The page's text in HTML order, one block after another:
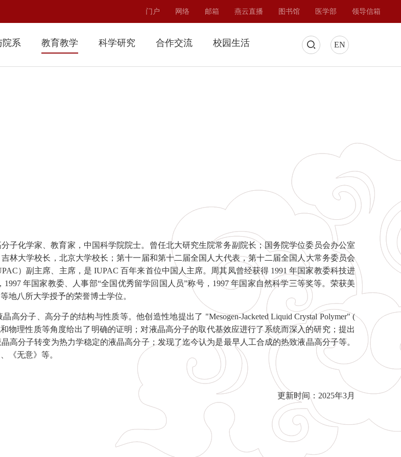
门户 网络 邮箱 燕云直播 图书馆 医学部 领导信箱
院系 教育教学 科学研究 合作交流 校园生活 EN
子化学家、教育家，中国科学院院士。曾任北大研究生院常务副院长；国务院学位委员会办公室
林大学校长，北京大学校长；第十一届和第十二届全国人大代表，第十二届全国人大常务委员会
）副主席、主席，是 IUPAC 百年来首位中国人主席。周其凤曾经获得 1991 年国家教委科技进
年国家教委、人事部“全国优秀留学回国人员”称号，1997 年国家自然科学三等奖等。荣获美
地八所大学授予的荣誉博士学位。
高分子、高分子的结构与性质等。他创造性地提出了 "Mesogen-Jacketed Liquid Crystal Polymer" (
物理性质等角度给出了明确的证明；对液晶高分子的取代基效应进行了系统而深入的研究；提出
高分子转变为热力学稳定的液晶高分子；发现了迄今认为是最早人工合成的热致液晶高分子等。
《无意》等。
更新时间：2025年3月